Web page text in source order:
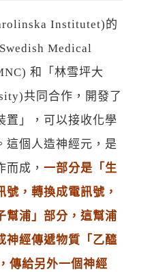
Institutet)的
Medical
和「林雪坪大
共同合作，開發了
置」，可以接收化學
這個人造神經元，是
而成， 一部分是「生
，轉換成電訊號，
幫浦」部分，這幫浦
神經傳遞物質「乙醯
傳給另外一個神經